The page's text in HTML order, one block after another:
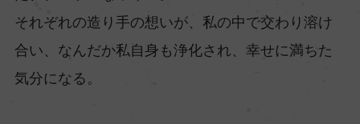
それぞれの造り手の想いが、私の中で交わり溶け
合い、なんだか私自身も浄化され、幸せに満ちた
気分になる。